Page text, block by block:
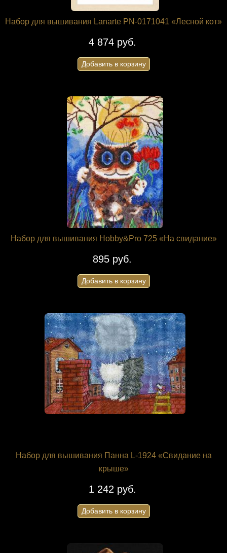
Набор для вышивания Lanarte PN-0171041 «Лесной кот»
4 874 руб.
Добавить в корзину
Набор для вышивания Hobby&Pro 725 «На свидание»
895 руб.
Добавить в корзину
Набор для вышивания Панна L-1924 «Свидание на
крыше»
1 242 руб.
Добавить в корзину